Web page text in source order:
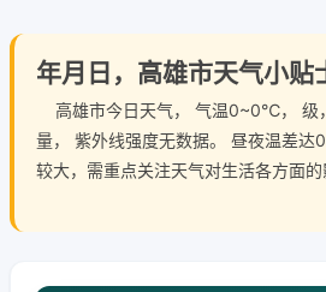
年月日，高雄市天气小贴
高雄市今日天气， 气温0~0℃， 级
量， 紫外线强度无数据。 昼夜温差
较大，需重点关注天气对生活各方面的